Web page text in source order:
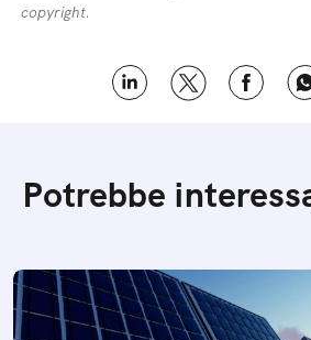
copyright.
Potrebbe